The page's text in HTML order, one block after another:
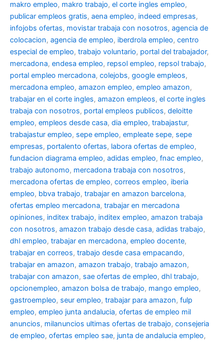
makro empleo, makro trabajo, el corte ingles empleo,
publicar empleos gratis, aena empleo, indeed empresas,
infojobs ofertas, movistar trabaja con nosotros, agencia de
colocacion, agencia de empleo, iberdrola empleo, centro
especial de empleo, trabajo voluntario, portal del trabajador,
mercadona, endesa empleo, repsol empleo, repsol trabajo,
portal empleo mercadona, colejobs, google empleos,
mercadona empleo, amazon empleo, empleo amazon,
trabajar en el corte ingles, amazon empleos, el corte ingles
trabaja con nosotros, portal empleos publicos, deloitte
empleo, empleos desde casa, dia empleo, trabajastur,
trabajastur empleo, sepe empleo, empleate sepe, sepe
empresas, portalento ofertas, labora ofertas de empleo,
fundacion diagrama empleo, adidas empleo, fnac empleo,
trabajo autonomo, mercadona trabaja con nosotros,
mercadona ofertas de empleo, correos empleo, iberia
empleo, bbva trabajo, trabajar en amazon barcelona,
ofertas empleo mercadona, trabajar en mercadona
opiniones, inditex trabajo, inditex empleo, amazon trabaja
con nosotros, amazon trabajo desde casa, adidas trabajo,
dhl empleo, trabajar en mercadona, empleo docente,
trabajar en correos, trabajo desde casa empacando,
trabajar en amazon, amazon trabajo, trabajo amazon,
trabajar con amazon, sae ofertas de empleo, dhl trabajo,
opcionempleo, amazon bolsa de trabajo, mango empleo,
gastroempleo, seur empleo, trabajar para amazon, fulp
empleo, empleo junta andalucia, ofertas de empleo mil
anuncios, milanuncios ultimas ofertas de trabajo, consejeria
de empleo, ofertas empleo sae, junta de andalucia empleo,